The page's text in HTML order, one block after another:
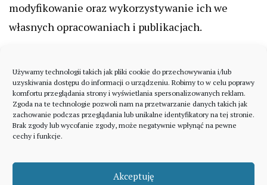
Używamy technologii takich jak pliki cookie do przechowywania i/lub
uzyskiwania dostępu do informacji o urządzeniu. Robimy to w celu poprawy
komfortu przeglądania strony i wyświetlania spersonalizowanych reklam.
Zgoda na te technologie pozwoli nam na przetwarzanie danych takich jak
zachowanie podczas przeglądania lub unikalne identyfikatory na tej stronie.
Brak zgody lub wycofanie zgody, może negatywnie wpłynąć na pewne
cechy i funkcje.
Akceptuję
modyfikowanie oraz wykorzystywanie ich we
własnych opracowaniach i publikacjach.